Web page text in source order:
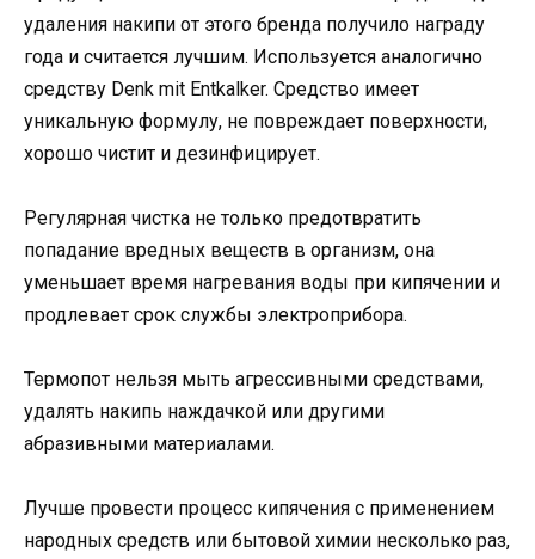
удаления накипи от этого бренда получило награду
года и считается лучшим. Используется аналогично
средству Denk mit Entkalker. Средство имеет
уникальную формулу, не повреждает поверхности,
хорошо чистит и дезинфицирует.
Регулярная чистка не только предотвратить
попадание вредных веществ в организм, она
уменьшает время нагревания воды при кипячении и
продлевает срок службы электроприбора.
Термопот нельзя мыть агрессивными средствами,
удалять накипь наждачкой или другими
абразивными материалами.
Лучше провести процесс кипячения с применением
народных средств или бытовой химии несколько раз,